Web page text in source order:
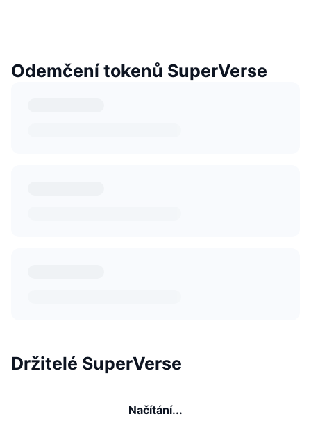
Odemčení tokenů SuperVerse
Držitelé SuperVerse
Načítání...